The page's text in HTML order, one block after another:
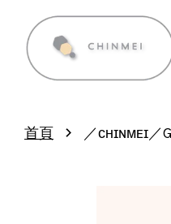
首頁 › ／ᴄʜɪɴᴍᴇɪ